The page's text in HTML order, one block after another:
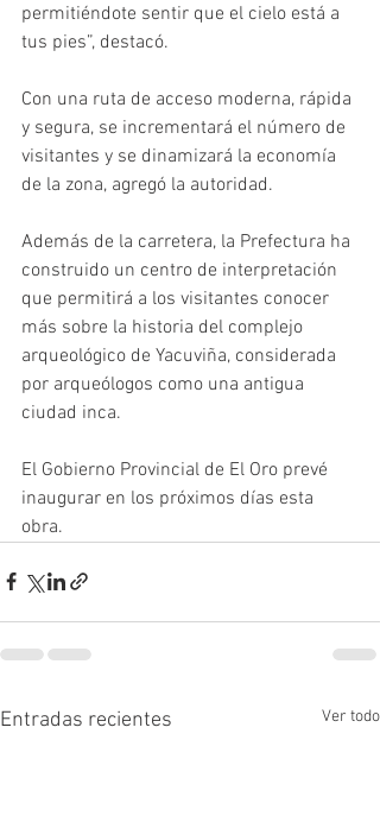
permitiéndote sentir que el cielo está a
tus pies”, destacó.
Con una ruta de acceso moderna, rápida
y segura, se incrementará el número de
visitantes y se dinamizará la economía
de la zona, agregó la autoridad.
Además de la carretera, la Prefectura ha
construido un centro de interpretación
que permitirá a los visitantes conocer
más sobre la historia del complejo
arqueológico de Yacuviña, considerada
por arqueólogos como una antigua
ciudad inca.
El Gobierno Provincial de El Oro prevé
inaugurar en los próximos días esta
obra.
Entradas recientes Ver todo